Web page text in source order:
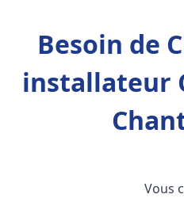
Besoin de
installateur
Vous